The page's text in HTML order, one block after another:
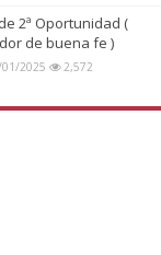
2ª Oportunidad (
de buena fe )
2025 2,572